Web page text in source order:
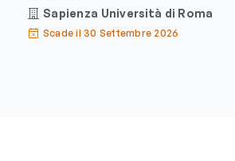
Sapienza Università di Roma
Scade il 30 Settembre 2026